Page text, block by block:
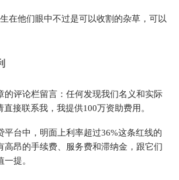
在他们眼中不过是可以收割的杂草，可以
的评论栏留言：任何发现我们名义和实际
接联系我，我提供100万资助费用。
平台中，明面上利率超过36%这条红线的
高昂的手续费、服务费和滞纳金，跟它们
提。